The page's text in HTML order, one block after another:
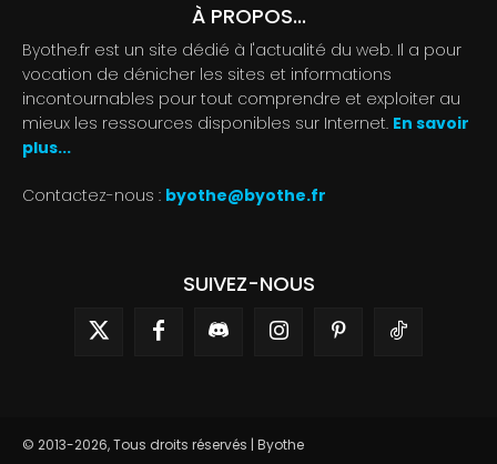
À PROPOS...
Byothe.fr est un site dédié à l'actualité du web. Il a pour
vocation de dénicher les sites et informations
incontournables pour tout comprendre et exploiter au
mieux les ressources disponibles sur Internet. En savoir
plus...
Contactez-nous : byothe@byothe.fr
SUIVEZ-NOUS
© 2013-2026, Tous droits réservés | Byothe